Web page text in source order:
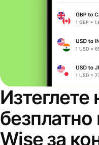
Изтеглете
Wise за